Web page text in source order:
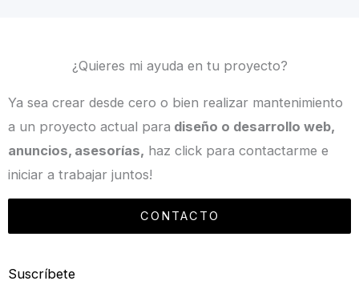
¿Quieres mi ayuda en tu proyecto?
Ya sea crear desde cero o bien realizar mantenimiento
a un proyecto actual para diseño o desarrollo web,
anuncios, asesorías, haz click para contactarme e
iniciar a trabajar juntos!
CONTACTO
Suscríbete